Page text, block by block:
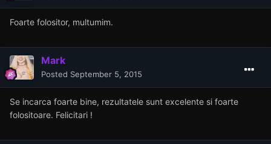
Foarte folositor, multumim.
Mark
Posted September 5, 2015
Se incarca foarte bine, rezultatele sunt excelente si foarte
folositoare. Felicitari !